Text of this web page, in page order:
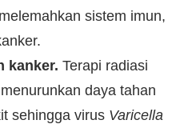
sistem imun,
kanker. Terapi radiasi
daya tahan
sehingga virus Varicella